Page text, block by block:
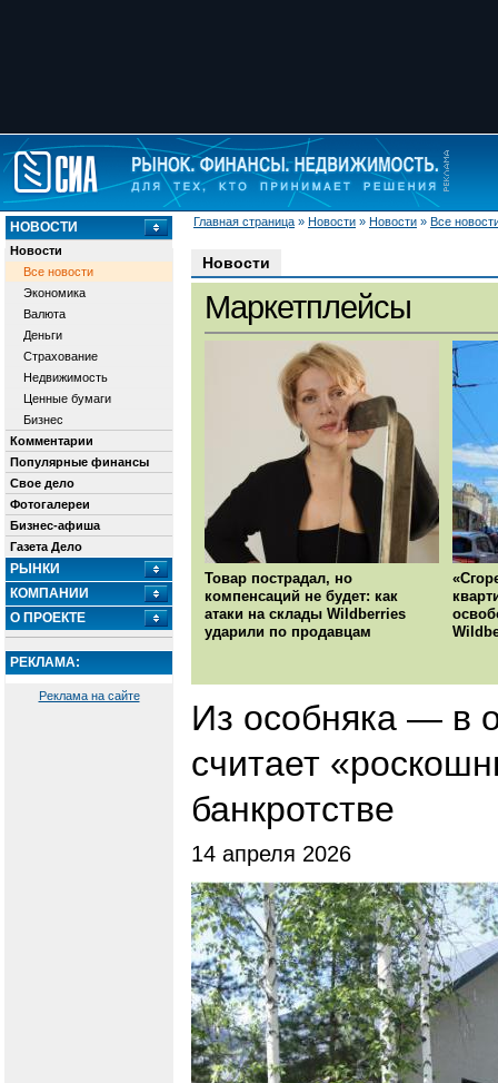
Главная страница » Новости » Новости » Все
НОВОСТИ
Новости
Все новости
Экономика
Валюта
Деньги
Страхование
Недвижимость
Ценные бумаги
Бизнес
Комментарии
Популярные финансы
Свое дело
Фотогалереи
Бизнес-афиша
Газета Дело
РЫНКИ
КОМПАНИИ
О ПРОЕКТЕ
РЕКЛАМА:
Реклама на сайте
Новости
Маркетплейсы
Товар пострадал, но
компенсаций не будет: как
атаки на склады Wildberries
ударили по продавцам
Из особняка — в
считает
банкротстве
14 апреля 2026